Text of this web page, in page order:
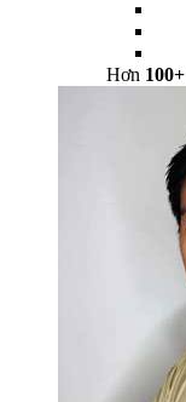
Hơn 100+